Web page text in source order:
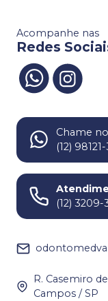
Acompanhe nas
Redes
Chame no
(12)
(12) 3209-
R. Casemiro
Campos / SP